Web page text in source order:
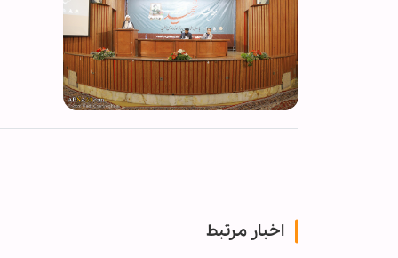
اخبار مرتبط